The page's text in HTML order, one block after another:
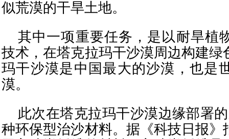
似荒漠的干旱土地。
其中一项重要任务，是以耐旱植
技术，在塔克拉玛干沙漠周边构建绿
玛干沙漠是中国最大的沙漠，也是
漠。
此次在塔克拉玛干沙漠边缘部署
种环保型治沙材料。据《科技日报》